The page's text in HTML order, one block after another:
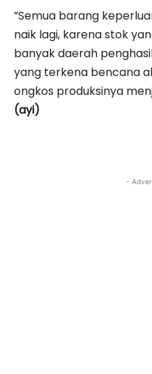
”Semua barang
naik lagi, karena stok
banyak daerah
yang terkena bencana
ongkos produksinya
(ayi)
-